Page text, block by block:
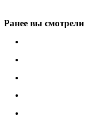
Ранее вы смотрели